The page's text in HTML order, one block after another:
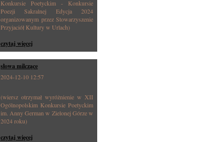
Konkursie Poetyckim - Konkursie
Poezji Sakralnej Edycja 2024
organizowanym przez Stowarzyszenie
Przyjaciół Kultury w Urlach)
czytaj więcej
słowa milczące
2024-12-10 12:57
(wiersz otrzymał wyróżnienie w XII
Ogólnopolskim Konkursie Poetyckim
im. Anny German w Zielonej Górze w
2024 roku)
czytaj więcej